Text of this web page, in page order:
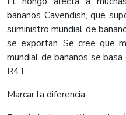
bananos Cavendish, que
suministro mundial de
se exportan. Se cree que
mundial de bananos se
R4T.
Marcar la diferencia